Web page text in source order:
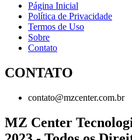
Página Inicial
Política de Privacidade
Termos de Uso
Sobre
Contato
CONTATO
contato@mzcenter.com.br
MZ Center